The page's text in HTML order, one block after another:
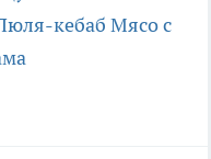
кебаб Мясо с